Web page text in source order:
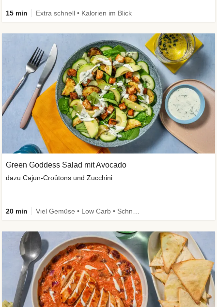
15 min Extra schnell • Kalorien im Blick
Green Goddess Salad mit Avocado
dazu Cajun-Croûtons und Zucchini
20 min